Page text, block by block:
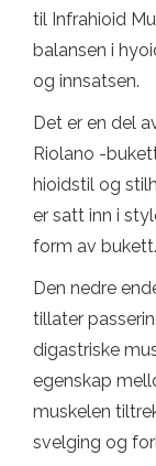
til Infrahioid
balansen i
og innsatsen.
Det er en del
Riolano -
hioidstil og
er satt inn i
form av bukett.
Den nedre
tillater
digastriske
egenskap
muskelen
svelging og